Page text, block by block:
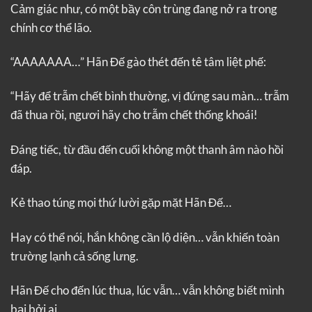
Cảm giác như, có một bầy côn trùng đang nở ra trong
chính cơ thể lão.
“AAAAAAA…” Hãn Đế gào thét đến tê tâm liệt phế:
“Hãy để trẫm chết bình thường, vị đứng sau màn… trẫm
đã thua rồi, ngươi hãy cho trẫm chết thống khoái!
Đáng tiếc, từ đầu đến cuối không một thanh âm nào hồi
đáp.
Kẻ thao túng mọi thứ lười gặp mặt Hãn Đế…
Hay có thể nói, hắn không cần lộ diện… vẫn khiến toàn
trường lạnh cả sống lưng.
Hãn Đế cho đến lúc thua, lúc vẫn… vẫn không biết mình
bại bởi ai.